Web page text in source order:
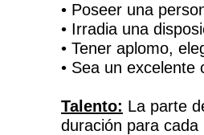
• Poseer una
• Irradia una
• Tener aplomo,
• Sea un excelente
Talento: La parte
duración para